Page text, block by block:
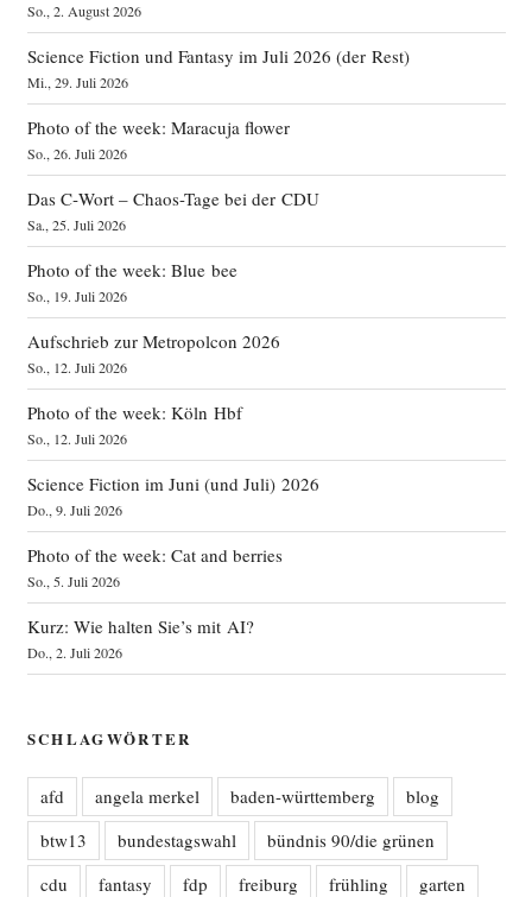
So., 2. August 2026
Science Fiction und Fantasy im Juli 2026 (der Rest)
Mi., 29. Juli 2026
Photo of the week: Maracuja flower
So., 26. Juli 2026
Das C‑Wort – Chaos-Tage bei der CDU
Sa., 25. Juli 2026
Photo of the week: Blue bee
So., 19. Juli 2026
Aufschrieb zur Metropolcon 2026
So., 12. Juli 2026
Photo of the week: Köln Hbf
So., 12. Juli 2026
Science Fiction im Juni (und Juli) 2026
Do., 9. Juli 2026
Photo of the week: Cat and berries
So., 5. Juli 2026
Kurz: Wie halten Sie’s mit AI?
Do., 2. Juli 2026
SCHLAGWÖRTER
afd angela merkel baden-württemberg
blog
btw13
bundestagswahl
bündnis 90/die grünen
cdu
fantasy fdp freiburg frühling garten